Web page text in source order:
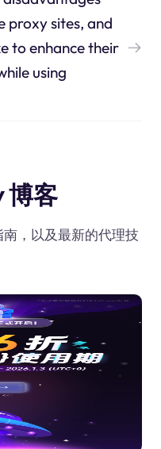
proxy sites, and
to enhance their
using
博客
，以及最新的代理技